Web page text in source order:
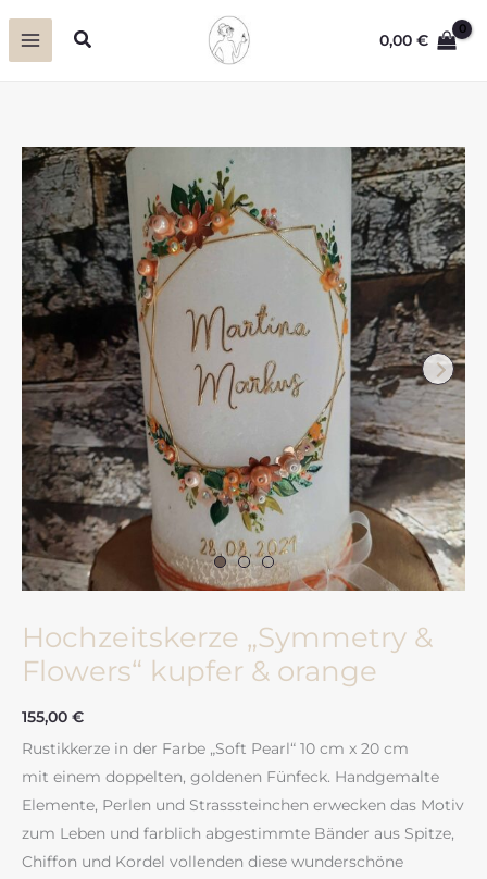
Inhalt
Suchen 0,00€
Hochzeitskerze „Symmetry &
Flowers“ kupfer & orange
155,00 €
Rustikkerze in der Farbe „Soft Pearl“ 10 cm x 20 cm
mit einem doppelten, goldenen Fünfeck. Handgemalte
Elemente, Perlen und Strasssteinchen erwecken das Motiv
zum Leben und farblich abgestimmte Bänder aus Spitze,
Chiffon und Kordel vollenden diese wunderschöne